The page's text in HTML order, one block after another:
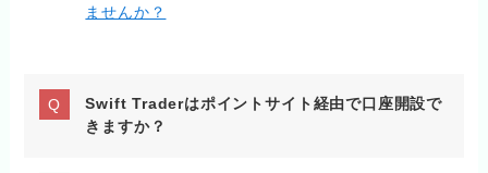
ませんか？
Swift Traderはポイントサイト経由で口座開設で
きますか？